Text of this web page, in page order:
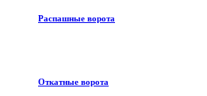
Распашные ворота
Откатные ворота